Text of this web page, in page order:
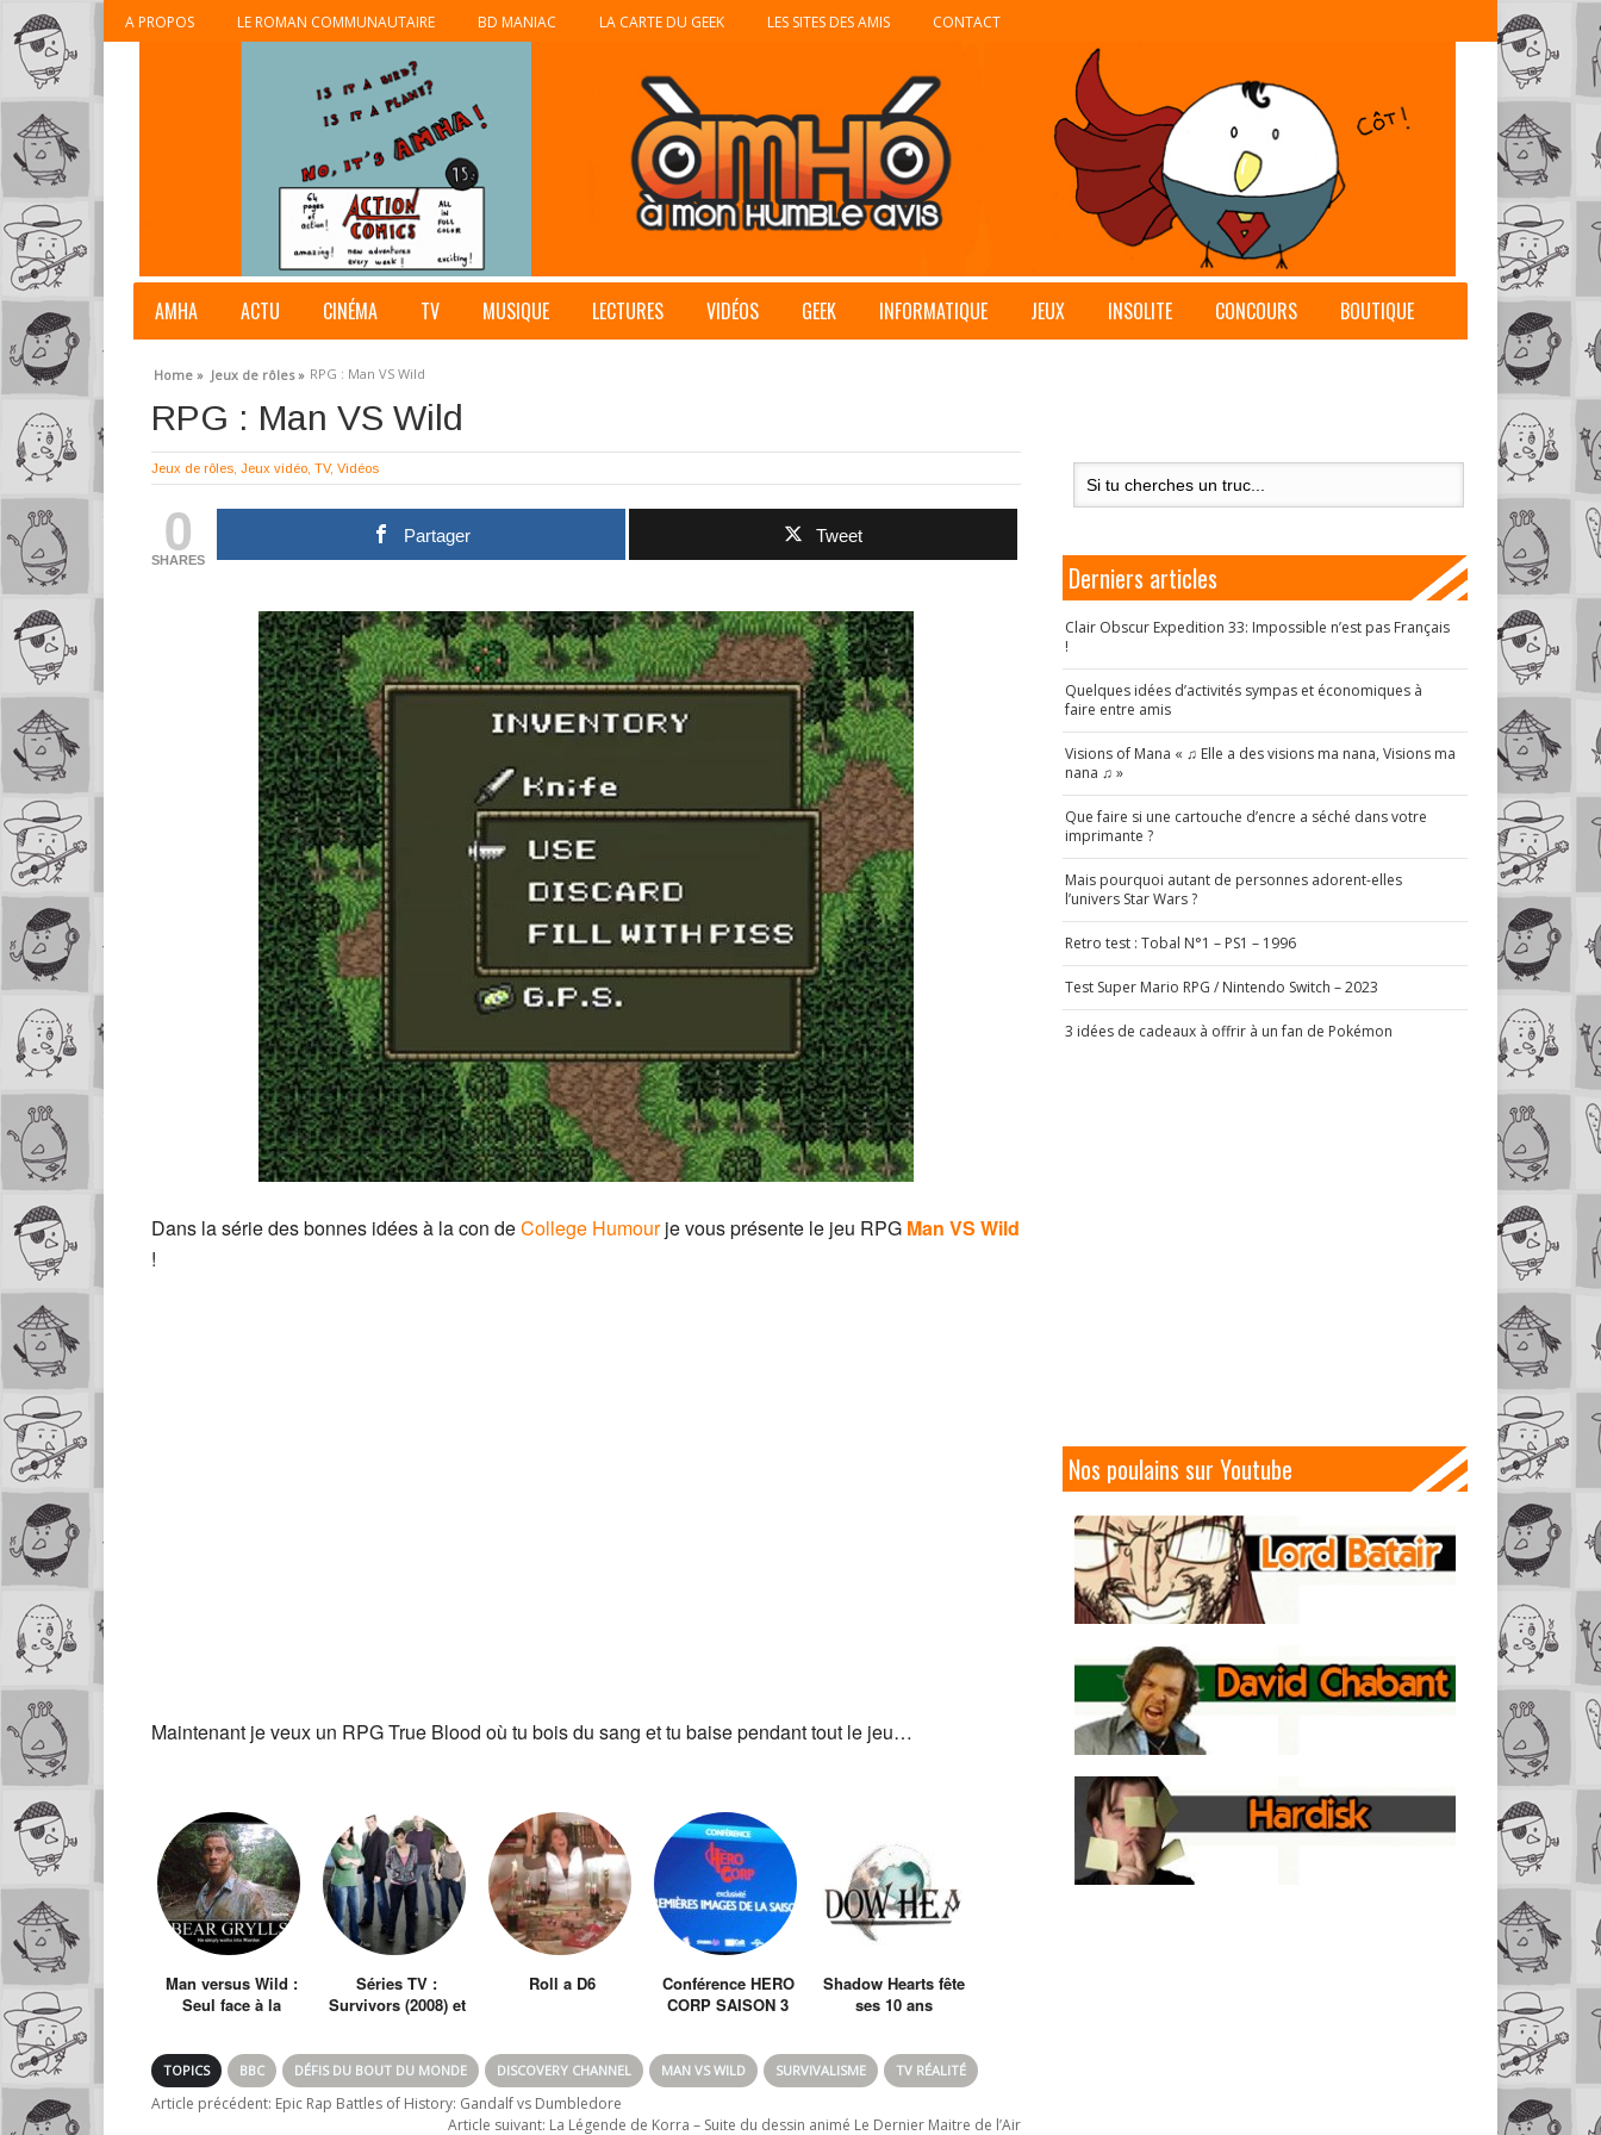
A PROPOS LE ROMAN COMMUNAUTAIRE BD MANIAC LA CARTE DU GEEK LES SITES DES AMIS CONTACT
AMHA ACTU CINÉMA TV MUSIQUE LECTURES VIDÉOS GEEK INFORMATIQUE JEUX INSOLITE CONCOURS BOUTIQUE
Home » Jeux de rôles » RPG : Man VS Wild
RPG : Man VS Wild
Jeux de rôles Jeux vidéo TV, Vidéos
0
SHARES
Partager Tweet
Dans la série des bonnes idées à la con deCollege Humourje vous présente le jeu RPG Man VS Wild
!
Maintenant je veux un RPG True Blood où tu bois du sang et tu baise pendant tout le jeu…
Man versus Wild :
Seul face à la
Séries TV :
Survivors (2008) et
Roll a D6
Conférence HERO
CORP SAISON 3
Shadow Hearts fête
ses 10 ans
TOPICS BBC DÉFIS DU BOUT DU MONDE DISCOVERY CHANNEL MAN VS WILD SURVIVALISME TV RÉALITÉ
Article précédent: Epic Rap Battles of History: Gandalf vs Dumbledore
Article suivant: La Légende de Korra – Suite du dessin animé Le Dernier Maitre de l’Air
Derniers articles
Clair Obscur Expedition 33: Impossible n’est pas Français
!
Quelques idées d’activités sympas et économiques à
faire entre amis
Visions of Mana « ♫ Elle a des visions ma nana, Visions ma
nana ♫ »
Que faire si une cartouche d’encre a séché dans votre
imprimante ?
Mais pourquoi autant de personnes adorent-elles
l’univers Star Wars ?
Retro test : Tobal N°1 – PS1 – 1996
Test Super Mario RPG / Nintendo Switch – 2023
3 idées de cadeaux à offrir à un fan de Pokémon
Nos poulains sur Youtube